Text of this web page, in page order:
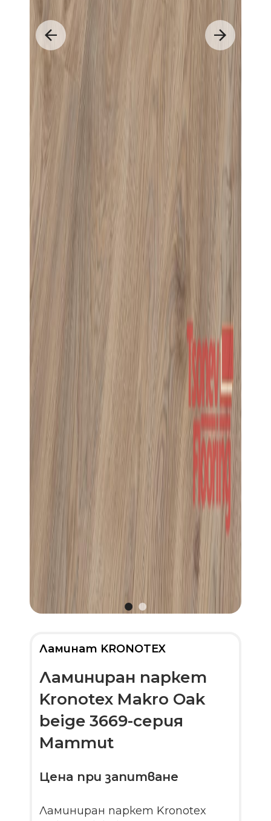
Ламинат KRONOTEX
Ламиниран паркет
Kronotex Makro Oak
beige 3669-серия
Mammut
Цена при запитване
Ламиниран паркет Kronotex